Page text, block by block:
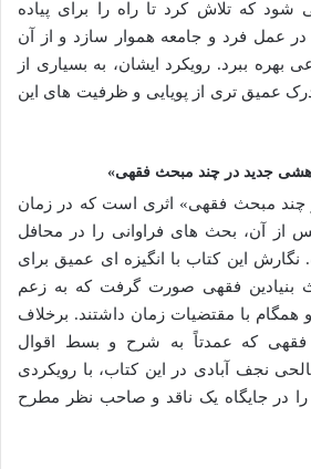
شود که تلاش کرد تا راه را برای پیاده
عمل فرد و جامعه هموار سازد و از آن
بهره ببرد. رویکرد ایشان، به بسیاری از
عمیق تری از پویایی و ظرفیت های این
جدید در چند مبحث فقهی»
چند مبحث فقهی» اثری است که در زمان
از آن، بحث های فراوانی را در محافل
این کتاب با انگیزه ای عمیق برای
بنیادین فقهی صورت گرفت که به زعم
همگام با مقتضیات زمان داشتند. برخلاف
فقهی که عمدتاً به شرح و بسط اقوال
نجف آبادی در این کتاب، با رویکردی
را در جایگاه یک ناقد و صاحب نظر مطرح